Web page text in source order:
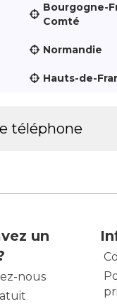
Bourgogne-
Comté
Normandie
Hauts-de-
un
nous